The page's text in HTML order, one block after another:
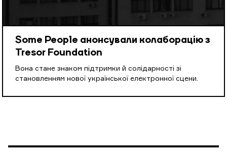
Some People анонсували колаборацію з
Tresor Foundation
Вона стане знаком підтримки й солідарності зі
становленням нової української електронної сцени.